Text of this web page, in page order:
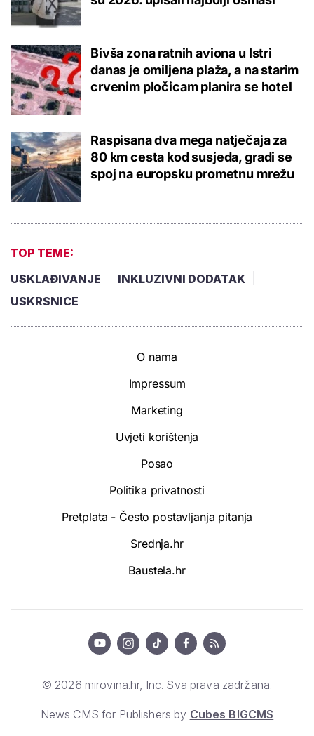
Bivša zona ratnih aviona u Istri
danas je omiljena plaža, a na starim
crvenim pločicam planira se hotel
Raspisana dva mega natječaja za
80 km cesta kod susjeda, gradi se
spoj na europsku prometnu mrežu
TOP TEME:
USKLAĐIVANJE
INKLUZIVNI DODATAK
USKRSNICE
O nama
Impressum
Marketing
Uvjeti korištenja
Posao
Politika privatnosti
Pretplata - Često postavljanja pitanja
Srednja.hr
Baustela.hr
© 2026 mirovina.hr, Inc. Sva prava zadržana.
News CMS for Publishers by Cubes BIGCMS